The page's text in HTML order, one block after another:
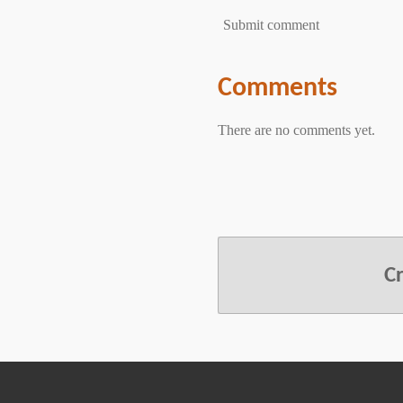
Submit comment
Comments
There are no comments yet.